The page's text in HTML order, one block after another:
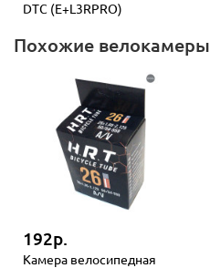
DTC (E+L3RPRO)
Похожие велокамеры
192р.
Камера велосипедная